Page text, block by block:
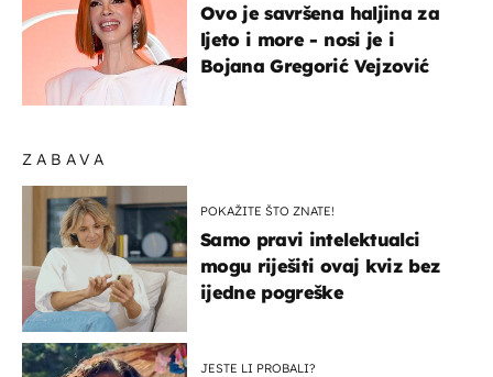
ZABAVA
POKAŽITE ŠTO ZNATE!
Samo pravi intelektualci
mogu riješiti ovaj kviz bez
ijedne pogreške
JESTE LI PROBALI?
Ovo je savršena haljina za
ljeto i more - nosi je i
Bojana Gregorić Vejzović